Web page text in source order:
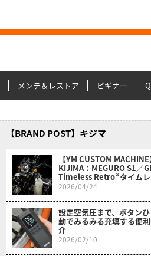
メンテ＆レストア ビギナー
【BRAND POST】キジマ
【YM CUSTOM MACHINE
KIJIMA：MEGURO S1／
Timeless Retro“タイムレ
ロ”
2026/04/24
設定空気圧まで、ボタン
動でみるみる充填する便
介
2026/02/10